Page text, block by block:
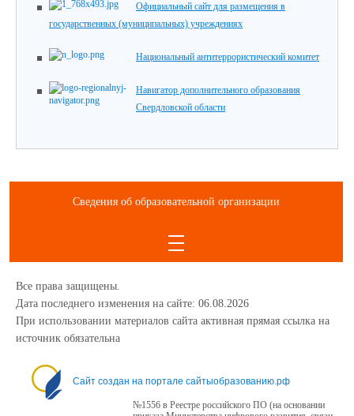
Официальный сайт для размещения в
государственных (муниципальных) учреждениях
Национальный антитеррористический комитет
Навигатор дополнительного образования
Свердловской области
Сведения об образовательной организации
Все права защищены.
Дата последнего изменения на сайте: 06.08.2026
При использовании материалов сайта активная прямая ссылка на
источник обязательна
Сайт создан на портале сайтыобразованию.рф
№1556 в Реестре российского ПО (на основании